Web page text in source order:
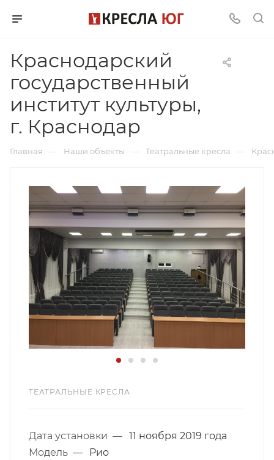
Краснодарский
государственный
институт культуры,
г. Краснодар
Главная — Наши объекты — Театральные кресла —
ТЕАТРАЛЬНЫЕ КРЕСЛА
Дата установки — 11 ноября 2019 года
Модель —
Рио